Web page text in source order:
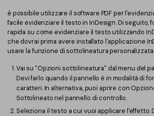
è possibile utilizzare il software PDF per
facile evidenziare il testo in InDesign. Di seguito,
rapida su come evidenziare il testo utilizzando
che dovrai prima avere installato l'applicazione
usare la funzione di sottolineatura personalizzata:
Vai su "Opzioni sottolineatura" dal menu del
Devi farlo quando il pannello è in modalità di
caratteri. In alternativa, puoi aprire con
Sottolineato nel pannello di controllo.
Seleziona il testo a cui vuoi applicare l'effetto.